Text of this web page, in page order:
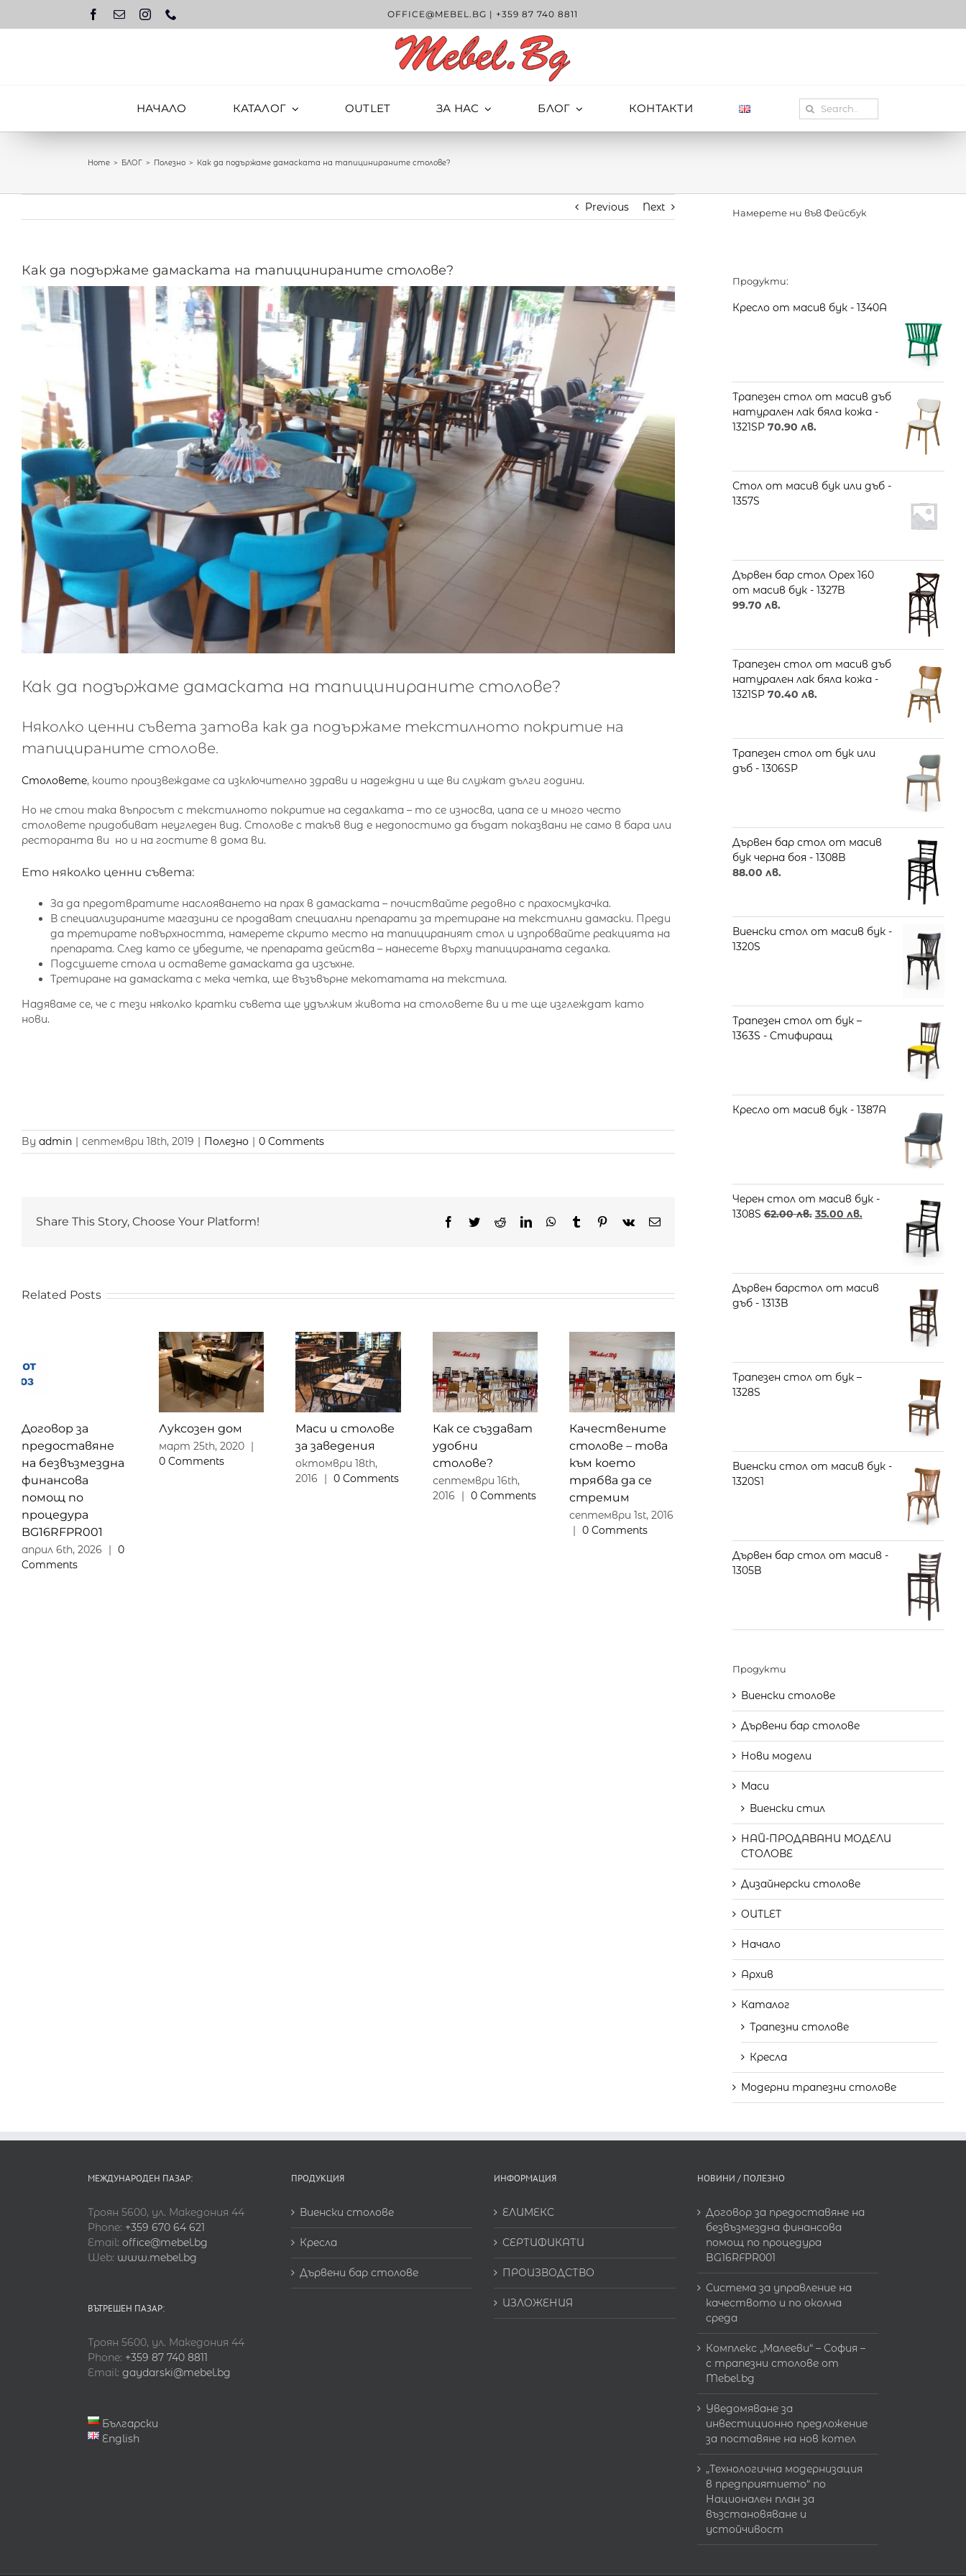
OFFICE@MEBEL.BG | +359 87 740 8811
НАЧАЛО КАТАЛОГ OUTLET ЗА НАС БЛОГ КОНТАКТИ
Search
for:
Home БЛОГ Полезно Как да подържаме дамаската на тапицинираните столове?
Previous Next
Как да подържаме дамаската на тапицинираните столове?
View
Larger
Image
Как да подържаме дамаската на тапицинираните столове?
Няколко ценни съвета затова как да подържаме текстилното покритие на
тапицираните столове.
Столовете, които произвеждаме са изключително здрави и надеждни и ще ви служат дълги години.
Но не стои така въпросът с текстилното покритие на седалката – то се износва, цапа се и много често
столовете придобиват неугледен вид. Столове с такъв вид е недопостимо да бъдат показвани не само в бара или
ресторанта ви но и на гостите в дома ви.
Ето няколко ценни съвета:
За да предотвратите наслояването на прах в дамаската – почиствайте редовно с прахосмукачка.
В специализираните магазини се продават специални препарати за третиране на текстилни дамаски. Преди
да третирате повърхността, намерете скрито место на тапицираният стол и изпробвайте реакцията на
препарата. След като се убедите, че препарата действа – нанесете върху тапицираната седалка.
Подсушете стола и оставете дамаската да изсъхне.
Третиране на дамаската с мека четка, ще възъвърне мекотатата на текстила.
Надяваме се, че с тези няколко кратки съвета ще удължим живота на столовете ви и те ще изглеждат като
нови.
By admin | септември 18th, 2019 | Полезно | 0 Comments
Share This Story, Choose Your Platform! Facebook
TwitterRedditLinkedInWhatsApp
TumblrPinterest
Vk Email
Related Posts
Договор за
предоставяне
на безвъзмездна
финансова
помощ по
процедура
BG16RFPR001
април 6th, 2026
0
Comments
Луксозен дом
март 25th, 2020
0 Comments
Маси и столове
за заведения
октомври 18th,
2016
0 Comments
Как се създават
удобни
столове?
септември 16th,
2016
0 Comments
Качествените
столове – това
към което
трябва да се
стремим
септември 1st, 2016
0 Comments
Намерете ни във Фейсбук
Продукти:
Кресло от масив бук - 1340А
Трапезен стол от масив дъб
натурален лак бяла кожа -
1321SP 70.90 лв.
Стол от масив бук или дъб -
1357S
Дървен бар стол Орех 160
от масив бук - 1327B
99.70 лв.
Трапезен стол от масив дъб
натурален лак бяла кожа -
1321SP 70.40 лв.
Трапезен стол от бук или
дъб - 1306SP
Дървен бар стол от масив
бук черна боя - 1308B
88.00 лв.
Виенски стол от масив бук -
1320S
Трапезен стол от бук –
1363S - Стифиращ
Кресло от масив бук - 1387A
Черен стол от масив бук -
1308S 62.00лв. 35.00 лв.
Дървен барстол от масив
дъб - 1313B
Трапезен стол от бук –
1328S
Виенски стол от масив бук -
1320S1
Дървен бар стол от масив -
1305B
Продукти
Виенски столове
Дървени бар столове
Нови модели
Маси
Виенски стил
НАЙ-ПРОДАВАНИ МОДЕЛИ
СТОЛОВЕ
Дизайнерски столове
OUTLET
Начало
Архив
Каталог
Трапезни столове
Кресла
Модерни трапезни столове
МЕЖДУНАРОДЕН ПАЗАР:
Троян 5600, ул. Македония 44
Phone: +359 670 64 621
Email: office@mebel.bg
Web: www.mebel.bg
ВЪТРЕШЕН ПАЗАР:
Троян 5600, ул. Македония 44
Phone: +359 87 740 8811
Email: gaydarski@mebel.bg
Български
English
ПРОДУКЦИЯ
Виенски столове
Кресла
Дървени бар столове
ИНФОРМАЦИЯ
ЕЛИМЕКС
СЕРТИФИКАТИ
ПРОИЗВОДСТВО
ИЗЛОЖЕНИЯ
НОВИНИ / ПОЛЕЗНО
Договор за предоставяне на
безвъзмездна финансова
помощ по процедура
BG16RFPR001
Система за управление на
качеството и по околна
среда
Комплекс „Малееви“ – София –
с трапезни столове от
Mebel.bg
Уведомяване за
инвестиционно предложение
за поставяне на нов котел
„Технологична модернизация
в предприятието“ по
Национален план за
възстановяване и
устойчивост